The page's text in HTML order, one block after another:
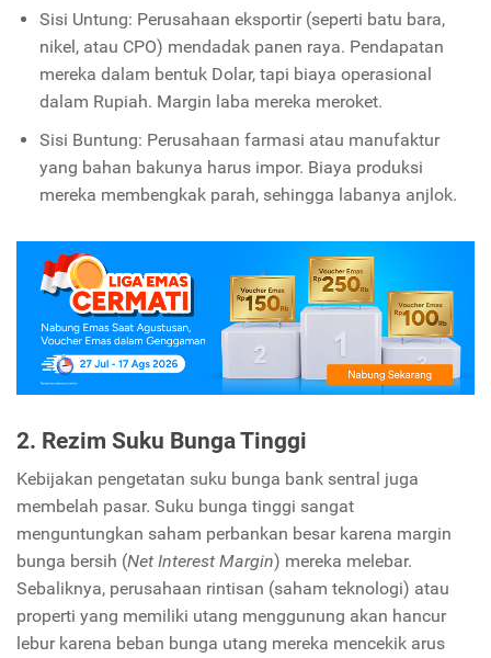
Sisi Untung: Perusahaan eksportir (seperti batu bara,
nikel, atau CPO) mendadak panen raya. Pendapatan
mereka dalam bentuk Dolar, tapi biaya operasional
dalam Rupiah. Margin laba mereka meroket.
Sisi Buntung: Perusahaan farmasi atau manufaktur
yang bahan bakunya harus impor. Biaya produksi
mereka membengkak parah, sehingga labanya anjlok.
2. Rezim Suku Bunga Tinggi
Kebijakan pengetatan suku bunga bank sentral juga
membelah pasar. Suku bunga tinggi sangat
menguntungkan saham perbankan besar karena margin
bunga bersih (Net Interest Margin) mereka melebar.
Sebaliknya, perusahaan rintisan (saham teknologi) atau
properti yang memiliki utang menggunung akan hancur
lebur karena beban bunga utang mereka mencekik arus